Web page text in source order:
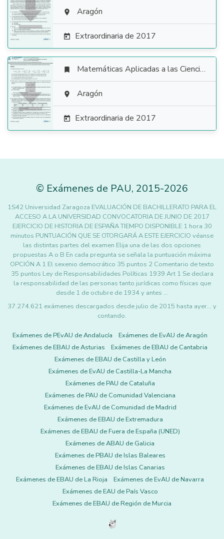
  Aragón
 Extraordinaria de 2017

 Matemáticas Aplicadas a las Ciencias Sociales
 Aragón
 Extraordinaria de 2017
© Exámenes de PAU, 2015-2026
1S42 Universidad Zaragoza EVALUACIÓN DE BACHILLERATO PARA EL
ACCESO A LA UNIVERSIDAD CONVOCATORIA DE JUNIO DE 2017
EJERCICIO DE HISTORIA DE ESPAÑA TIEMPO DISPONIBLE 1 hora 30
minutos PUNTUACIÓN QUE SE OTORGARÁ A ESTE EJERCICIO véanse
las distintas partes del examen Elija una de las dos opciones
propuestas A o B En cada pregunta se señala la puntuación máxima
OPCIÓN A 1 El sexenio democrático 35 puntos 2 Comentario de texto
35 puntos Ley de Responsabilidades Políticas 1939 Art 1 Se declara
la responsabilidad de las personas tanto jurídicas como físicas que
desde 1 de octubre de 1934 y antes …
37.274.621 exámenes descargados desde julio de 2015 hasta ayer... y
contando.
Exámenes de PEvAU de Andalucía
Exámenes de EvAU de Aragón
Exámenes de EBAU de Asturias
Exámenes de EBAU de Cantabria
Exámenes de EBAU de Castilla y León
Exámenes de EvAU de Castilla-La Mancha
Exámenes de PAU de Cataluña
Exámenes de PAU de Comunidad Valenciana
Exámenes de EvAU de Comunidad de Madrid
Exámenes de EBAU de Extremadura
Exámenes de EBAU de Fuera de España (UNED)
Exámenes de ABAU de Galicia
Exámenes de PBAU de Islas Baleares
Exámenes de EBAU de Islas Canarias
Exámenes de EBAU de La Rioja
Exámenes de EvAU de Navarra
Exámenes de EAU de País Vasco
Exámenes de EBAU de Región de Murcia